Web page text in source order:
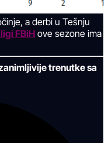
a derbi u Tešnju
FBiH ove sezone ima
trenutke sa